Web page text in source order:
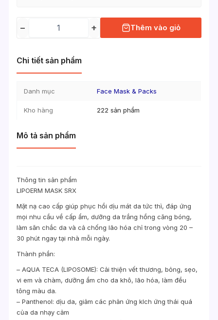
− + Thêm vào giỏ
Chi tiết sản phẩm
Danh mục Face Mask & Packs
Kho hàng 222 sản phẩm
Mô tả sản phẩm
Thông tin sản phẩm
LIPOERM MASK SRX
Mặt nạ cao cấp giúp phục hồi dịu mát da tức thì, đáp ứng
mọi nhu cầu về cấp ẩm, dưỡng da trắng hồng căng bóng,
làm săn chắc da và cả chống lão hóa chỉ trong vòng 20 –
30 phút ngay tại nhà mỗi ngày.
Thành phần:
– AQUA TECA (LIPOSOME): Cải thiện vết thương, bỏng, sẹo,
vi em và chàm, dưỡng ẩm cho da khô, lão hóa, làm đều
tông màu da.
– Panthenol: dịu da, giảm các phản ứng klch ứng thái quá
của da nhạy cảm